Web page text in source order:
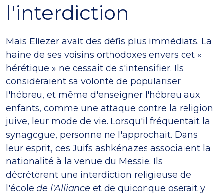
l'interdiction
Mais Eliezer avait des défis plus immédiats. La
haine de ses voisins orthodoxes envers cet «
hérétique » ne cessait de s'intensifier. Ils
considéraient sa volonté de populariser
l'hébreu, et même d'enseigner l'hébreu aux
enfants, comme une attaque contre la religion
juive, leur mode de vie. Lorsqu'il fréquentait la
synagogue, personne ne l'approchait. Dans
leur esprit, ces Juifs ashkénazes associaient la
nationalité à la venue du Messie. Ils
décrétèrent une interdiction religieuse de
l'école de l'Alliance et de quiconque oserait y